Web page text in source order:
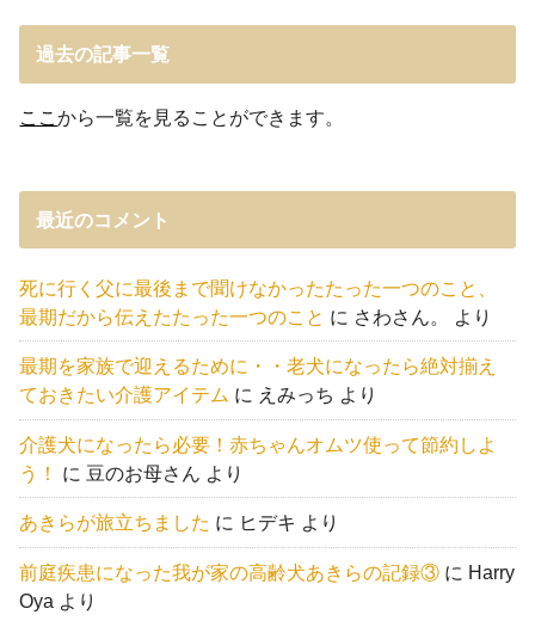
過去の記事一覧
ここから一覧を見ることができます。
最近のコメント
死に行く父に最後まで聞けなかったたった一つのこと、
最期だから伝えたたった一つのこと に さわさん。 より
最期を家族で迎えるために・・老犬になったら絶対揃え
ておきたい介護アイテム に えみっち より
介護犬になったら必要！赤ちゃんオムツ使って節約しよ
う！
に 豆のお母さん より
あきらが旅立ちました に ヒデキ より
前庭疾患になった我が家の高齢犬あきらの記録③ に Harry
Oya より